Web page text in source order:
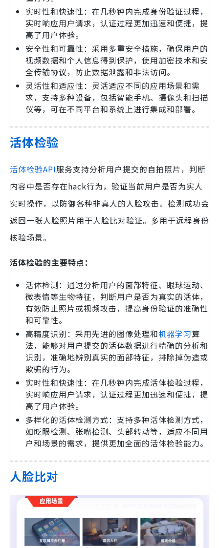
实时性和快速性：在几秒钟内完成身份验证过程，
实时响应用户请求，认证过程更加迅速和便捷，提
高了用户体验。
安全性和可靠性：采用多重安全措施，确保用户的
视频数据和个人信息得到保护，使用加密技术和安
全传输协议，防止数据泄露和非法访问。
灵活性和适应性：灵活适应不同的应用场景和需
求，支持多种设备，包括智能手机、摄像头和扫描
仪等，可在不同平台和系统上进行集成和部署。
活体检验
活体检验API服务支持分析用户提交的自拍照片，判断
内容中是否存在hack行为，验证当前用户是否为实人
实时操作，以防御各种非真人的人脸攻击。检测成功会
返回一张人脸照片用于人脸比对验证。多用于远程身份
核验场景。
活体检验的主要特点：
活体检测：通过分析用户的面部特征、眼球运动、
微表情等生物特征，判断用户是否为真实的活体，
有效防止照片或视频攻击，提高身份验证的准确性
和可靠性。
高精度识别：采用先进的图像处理和机器学习算
法，能够对用户提交的活体数据进行精确的分析和
识别，准确地辨别真实的面部特征，排除掉伪造或
欺骗的行为。
实时性和快速性：在几秒钟内完成活体检验过程，
实时响应用户请求，认证过程更加迅速和便捷，提
高了用户体验。
多样化的活体检测方式：支持多种活体检测方式，
如眨眼检测、张嘴检测、头部转动等，适应不同用
户和场景的需求，提供更加全面的活体检验能力。
人脸比对